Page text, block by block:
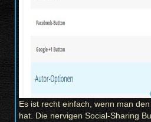
Es ist recht einfach, wenn man
hat. Die nervigen Social-Sharing